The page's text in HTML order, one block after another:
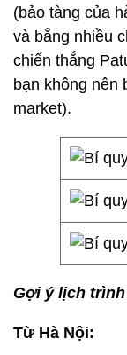
(bảo tàng của
và bằng nhiều
chiến thắng
bạn không nên
market).
Gợi ý lịch
Từ Hà Nội: